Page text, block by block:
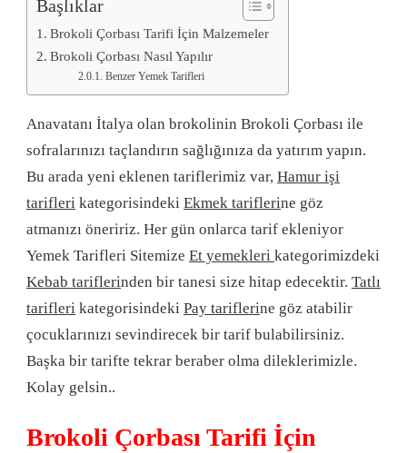
Başlıklar
Brokoli Çorbası Tarifi İçin Malzemeler
Brokoli Çorbası Nasıl Yapılır
Benzer Yemek Tarifleri
Anavatanı İtalya olan brokolinin Brokoli Çorbası ile
sofralarınızı taçlandırın sağlığınıza da yatırım yapın.
Bu arada yeni eklenen tariflerimiz var, Hamur işi
tarifleri kategorisindeki Ekmek tariflerine göz
atmanızı öneririz. Her gün onlarca tarif ekleniyor
Yemek Tarifleri Sitemize Et yemekleri kategorimizdeki
Kebab tariflerinden bir tanesi size hitap edecektir. Tatlı
tarifleri kategorisindeki Pay tariflerine göz atabilir
çocuklarınızı sevindirecek bir tarif bulabilirsiniz.
Başka bir tarifte tekrar beraber olma dileklerimizle.
Kolay gelsin..
Brokoli Çorbası Tarifi İçin